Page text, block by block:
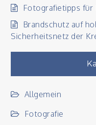
Fotografietipps für
Brandschutz auf
Sicherheitsnetz der
Allgemein
Fotografie